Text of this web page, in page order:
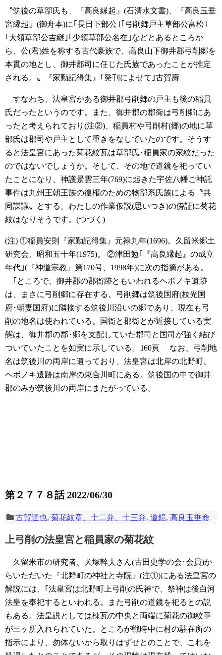
〝筑後の草部氏も、『高良縁起』(石清水文書)、『高良玉垂
宮縁起』(御舟本)に｢長日下部公｣｢弓削郷戸主草部公富松｣
｢大領草部公吉継｣｢少領草部公名在｣などとあるところか
ら、公(君)姓を称する古代豪族で、高良山下御井郡弓削郷を
本貫の地とし、御井郡司に任じた氏族であったことが推定
される。〟『家勤記得集』｢発刊によせて｣古賀壽
すなわち、法皇宮がある御井郡弓削郷の戸主も後の稲員
氏だったというのです。また、御井郡の郡衙は弓削郷にあ
ったと考えられており(注②)、稲員村や弓削村(郷)の地に草
部氏は郡司や戸主として重きをなしていたのです。そうす
ると法皇宮にあった菊花紋瓦は草部氏･稲員家の家紋だった
のではないでしょうか。そして、その地で道鏡を祀ってい
たことになり、神護景雲三年(769)に起きた宇佐八幡ご神託
事件は九州王朝王族の復権のための物部系氏族による〝共
同謀議〟とする、わたしの作業仮説(思いつき)の傍証に菊花
紋はなりそうです。(つづく)
(注) ①稲員安則『家勤記得集』元禄九年(1696)。久留米郷土
研究会、昭和五十年(1975)。
②津田勉｢『高良縁起』の成立
年代｣(『神道宗教』第170号、1998年)に次の指摘がある。
｢ところで、御井郡の郡衙跡ともいわれるヘボノキ遺跡
は、まさに弓削郷に存在する。弓削郷は筑後国府(枝光国
府･朝妻国府)に隣接する筑後川沿いの郷であり、現在も弓
削の地名は使われている。国衙と郡衙とが近接している実
態は、御井郡の郡･郷を支配していた郡司と国司が強く結び
ついていたことを如実に示している。｣60頁 なお、弓削地
名は筑後川の両岸に遺っており、法皇宮は北岸の北野町、
ヘボノキ遺跡は南岸の東合川町にある。筑後国の中で御井
郡のみが筑後川の両岸にまたがっている。
第２７７８話 2022/06/30
古賀達也, 菊花紋章、十二弁、十三弁, 道鏡, 高良玉垂命
上弓削の法皇宮と稲員家の菊花紋
久留米市の研究者、犬塚幹夫さん(古田史学の会･会員)か
らいただいた『北野町の神社と寺院』(注①)にある法皇宮の
解説には、｢法皇宮は北野町上弓削の氏神で、祭神は後白河
法皇を奉祀するといわれる。また弓削の道鏡を祀るとの説
もある。法皇説としては棟瓦の中央と両端に菊花の御紋章
が三ヶ所入れられていた。ところが戦時中に村の駐在所の
指示により、勿体ないから取りはずせとのことで、これを